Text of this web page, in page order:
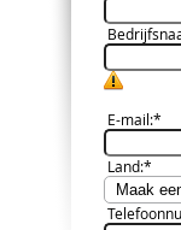
E-mail:*
Land:*